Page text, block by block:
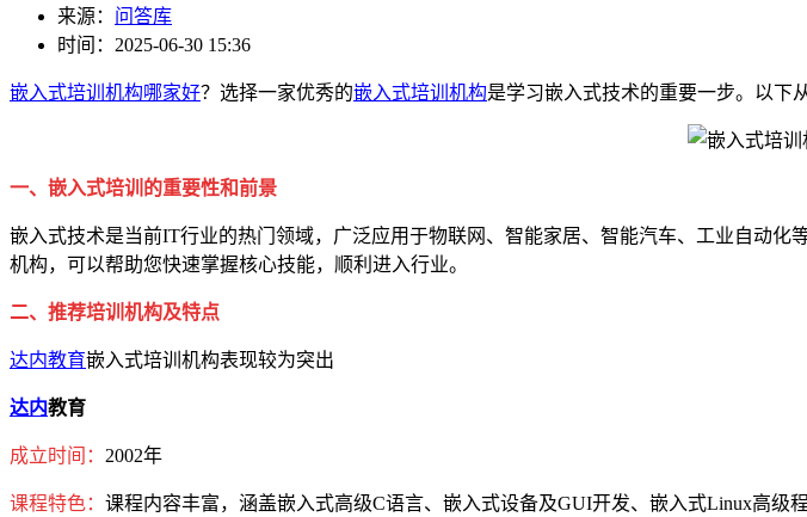
来源： 问答库
时间：2025-06-30 15:36
嵌入式培训机构哪家好？选择一家优秀的嵌入式培训机构是学习嵌入式技术的重要一步。以下
一、嵌入式培训的重要性和前景
嵌入式技术是当前IT行业的热门领域，广泛应用于物联网、智能家居、智能汽车、工业自动
机构，可以帮助您快速掌握核心技能，顺利进入行业。
二、推荐培训机构及特点
达内教育嵌入式培训机构表现较为突出
达内教育
成立时间： 2002年
课程特色： 课程内容丰富，涵盖嵌入式高级C语言、嵌入式设备及GUI开发、嵌入式Linux高级